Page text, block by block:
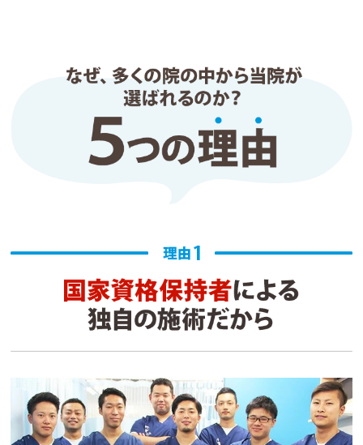
2 か月前
運動後に急に腰が痛くなり、日曜日に開いていたこ
ちらに駆け込みでお願いをしたことがきっかけで通
い始めました。腰の痛みは数回通ってなくなりまし
た。今は、慢性的で諦めていた膝の痛みの方で通っ
ています。毎回とても親身に話を聞いてくださり、
1 か月前
首の慢性的なこり・痛みと、骨盤の歪みが気になっ
て通院中です。
した。
施術は首の調整＋骨盤矯正を中心にやってもらって
います。
施術後は首の痛みが少なくなり、腰回りも安定感が